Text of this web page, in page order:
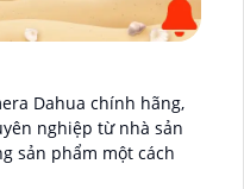
Dahua chính hãng,
nghiệp từ nhà sản
sản phẩm một cách